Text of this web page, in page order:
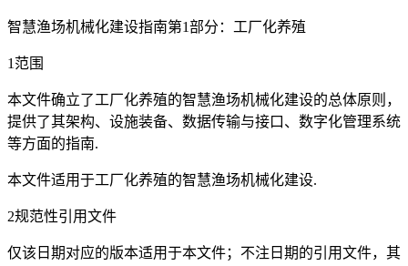
智慧渔场机械化建设指南第1部分：工厂化养殖
1范围
本文件确立了工厂化养殖的智慧渔场机械化建设的总体原则，
提供了其架构、设施装备、数据传输与接口、数字化管理系统
等方面的指南.
本文件适用于工厂化养殖的智慧渔场机械化建设.
2规范性引用文件
仅该日期对应的版本适用于本文件；不注日期的引用文件，其